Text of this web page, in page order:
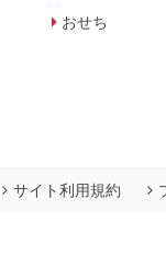
おせち
サイト利用規約